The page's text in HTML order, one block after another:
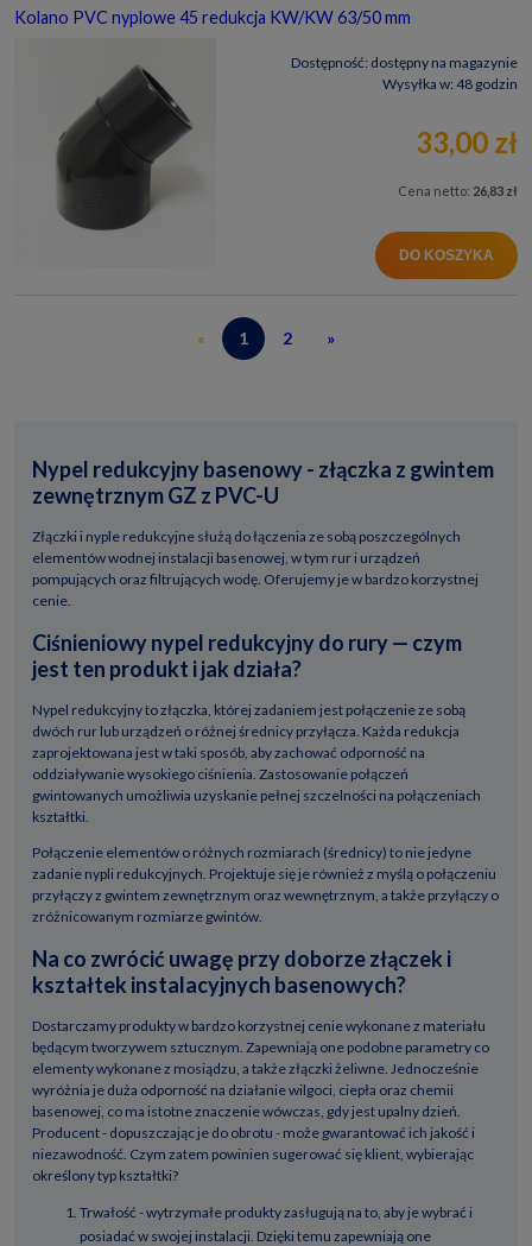
Kolano PVC nyplowe 45 redukcja KW/KW 63/50 mm
Dostępność: dostępny na magazynie
Wysyłka w: 48 godzin
33,00 zł
Cena netto: 26,83 zł
DO KOSZYKA
« 1 2 »
Nypel redukcyjny basenowy - złączka z gwintem
zewnętrznym GZ z PVC-U
Złączki i nyple redukcyjne służą do łączenia ze sobą poszczególnych
elementów wodnej instalacji basenowej, w tym rur i urządzeń
pompujących oraz filtrujących wodę. Oferujemy je w bardzo korzystnej
cenie.
Ciśnieniowy nypel redukcyjny do rury — czym
jest ten produkt i jak działa?
Nypel redukcyjny to złączka, której zadaniem jest połączenie ze sobą
dwóch rur lub urządzeń o różnej średnicy przyłącza. Każda redukcja
zaprojektowana jest w taki sposób, aby zachować odporność na
oddziaływanie wysokiego ciśnienia. Zastosowanie połączeń
gwintowanych umożliwia uzyskanie pełnej szczelności na połączeniach
kształtki.
Połączenie elementów o różnych rozmiarach (średnicy) to nie jedyne
zadanie nypli redukcyjnych. Projektuje się je również z myślą o połączeniu
przyłączy z gwintem zewnętrznym oraz wewnętrznym, a także przyłączy o
zróżnicowanym rozmiarze gwintów.
Na co zwrócić uwagę przy doborze złączek i
kształtek instalacyjnych basenowych?
Dostarczamy produkty w bardzo korzystnej cenie wykonane z materiału
będącym tworzywem sztucznym. Zapewniają one podobne parametry co
elementy wykonane z mosiądzu, a także złączki żeliwne. Jednocześnie
wyróżnia je duża odporność na działanie wilgoci, ciepła oraz chemii
basenowej, co ma istotne znaczenie wówczas, gdy jest upalny dzień.
Producent - dopuszczając je do obrotu - może gwarantować ich jakość i
niezawodność. Czym zatem powinien sugerować się klient, wybierając
określony typ kształtki?
Trwałość - wytrzymałe produkty zasługują na to, aby je wybrać i
posiadać w swojej instalacji. Dzięki temu zapewniają one